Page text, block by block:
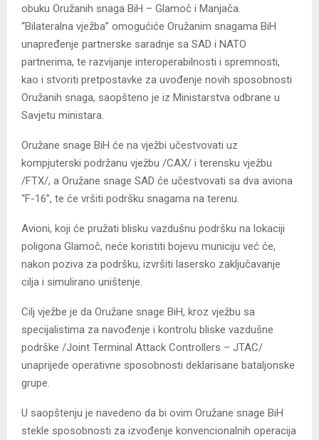
obuku Oružanih snaga BiH – Glamoč i Manjača.
“Bilateralna vježba” omogućiće Oružanim snagama BiH
unapređenje partnerske saradnje sa SAD i NATO
partnerima, te razvijanje interoperabilnosti i spremnosti,
kao i stvoriti pretpostavke za uvođenje novih sposobnosti
Oružanih snaga, saopšteno je iz Ministarstva odbrane u
Savjetu ministara.
Oružane snage BiH će na vježbi učestvovati uz
kompjuterski podržanu vježbu /CAX/ i terensku vježbu
/FTX/, a Oružane snage SAD će učestvovati sa dva aviona
“F-16”, te će vršiti podršku snagama na terenu.
Avioni, koji će pružati blisku vazdušnu podršku na lokaciji
poligona Glamoč, neće koristiti bojevu municiju već će,
nakon poziva za podršku, izvršiti lasersko zaključavanje
cilja i simulirano uništenje.
Cilj vježbe je da Oružane snage BiH, kroz vježbu sa
specijalistima za navođenje i kontrolu bliske vazdušne
podrške /Joint Terminal Attack Controllers – JTAC/
unaprijede operativne sposobnosti deklarisane bataljonske
grupe.
U saopštenju je navedeno da bi ovim Oružane snage BiH
stekle sposobnosti za izvođenje konvencionalnih operacija